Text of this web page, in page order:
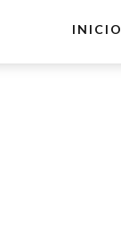
INICIO